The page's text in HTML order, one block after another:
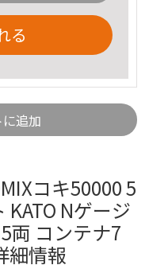
る
追加
コキ50000 5
Nゲージ
両 コンテナ7
細情報